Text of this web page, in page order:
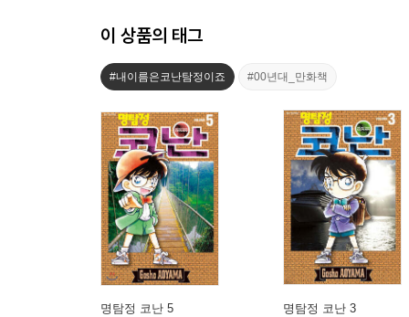
이 상품의 태그
#내이름은코난탐정이죠 #00년대_만화책
명탐정 코난 5 명탐정 코난 3